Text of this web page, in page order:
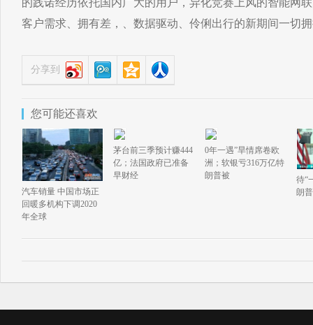
的践诺经历依托国内广大的用户，异化竞赛上风的智能网
客户需求、拥有差，、数据驱动、伶俐出行的新期间一切
分享到
您可能还喜欢
汽车销量 中国市场正
回暖多机构下调2020
年全球
茅台前三季预计赚444
亿；法国政府已准备
早财经
0年一遇”旱情席卷欧
洲；软银亏316万亿特
朗普被
待“
朗